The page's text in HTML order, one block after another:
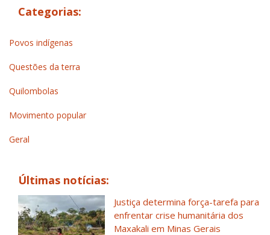
Categorias:
Povos indígenas
Questões da terra
Quilombolas
Movimento popular
Geral
Últimas notícias:
Justiça determina força-tarefa para
enfrentar crise humanitária dos
Maxakali em Minas Gerais